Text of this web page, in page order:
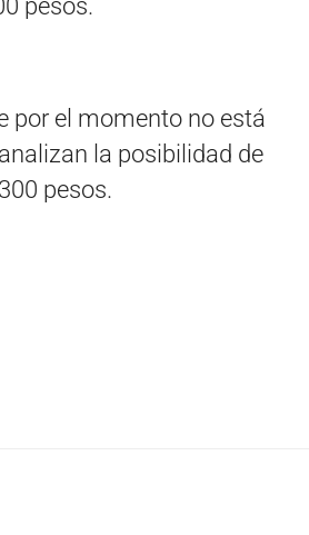
pesos.
por el momento no está
la posibilidad de
pesos.